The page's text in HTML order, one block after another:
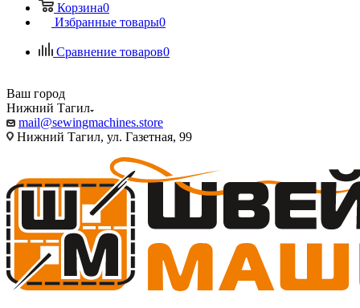
Корзина0
Избранные товары0
Сравнение товаров0
Ваш город
Нижний Тагил
mail@sewingmachines.store
Нижний Тагил, ул. Газетная, 99